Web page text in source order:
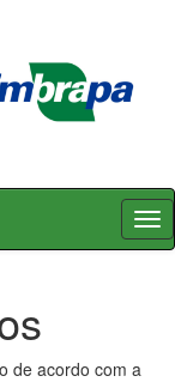
de acordo com a